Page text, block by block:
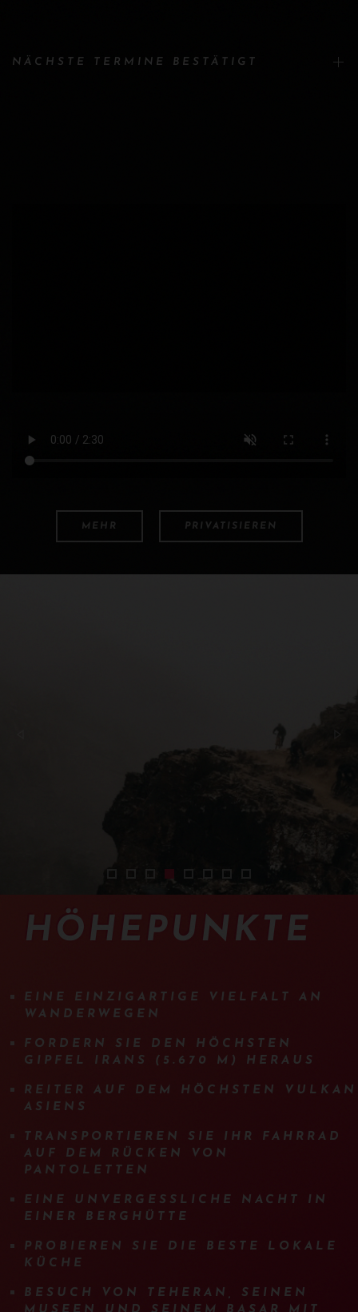
NÄCHSTE TERMINE BESTÄTIGT
MEHR PRIVATISIEREN
2401-sejour-iran-vtt-01
2401-sejour-iran-vtt-02
2401-sejour-iran-vtt-03
2401-sejour-iran-vtt-04
2401-sejour-iran-vtt-05
2401-sejour-iran-vtt-08
2401-sejour-iran-vtt-09
2401-sejour-iran-
HÖHEPUNKTE
EINE EINZIGARTIGE VIELFALT AN
WANDERWEGEN
FORDERN SIE DEN HÖCHSTEN
GIPFEL IRANS (5.670 M) HERAUS
REITER AUF DEM HÖCHSTEN VULKAN
ASIENS
TRANSPORTIEREN SIE IHR FAHRRAD
AUF DEM RÜCKEN VON
PANTOLETTEN
EINE UNVERGESSLICHE NACHT IN
EINER BERGHÜTTE
PROBIEREN SIE DIE BESTE LOKALE
KÜCHE
BESUCH VON TEHERAN, SEINEN